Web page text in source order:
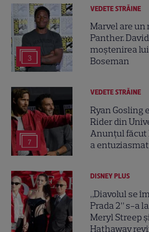
3
VEDETE STRĂINE
Marvel are un
Panther.
moștenirea
Boseman
7
VEDETE STRĂINE
Ryan Gosling
Rider din
Anunțul făcut
a
DISNEY PLUS
„Diavolul se
Prada 2” s-a
Meryl Streep
Hathaway